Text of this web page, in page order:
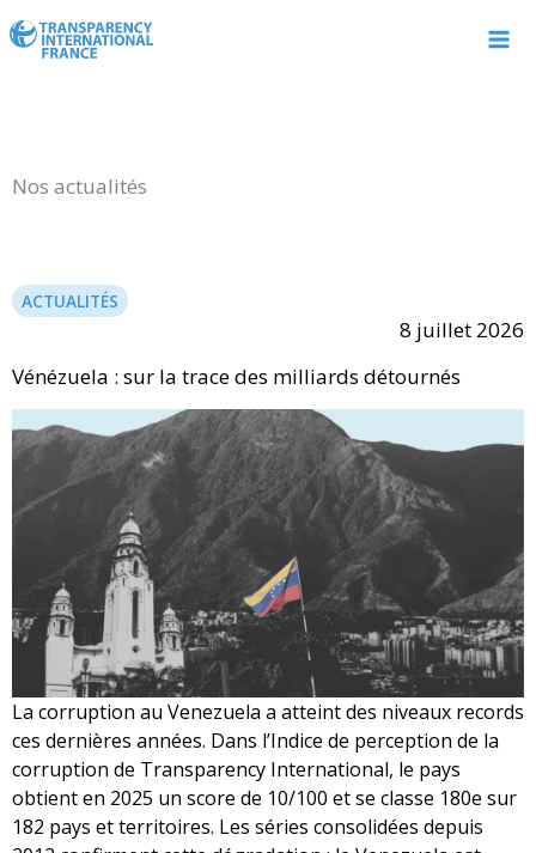
au
Nos actualités
ACTUALITÉS
8 juillet 2026
Vénézuela : sur la trace des milliards détournés
La corruption au Venezuela a atteint des niveaux records
ces dernières années. Dans l’Indice de perception de la
corruption de Transparency International, le pays
obtient en 2025 un score de 10/100 et se classe 180e sur
182 pays et territoires. Les séries consolidées depuis